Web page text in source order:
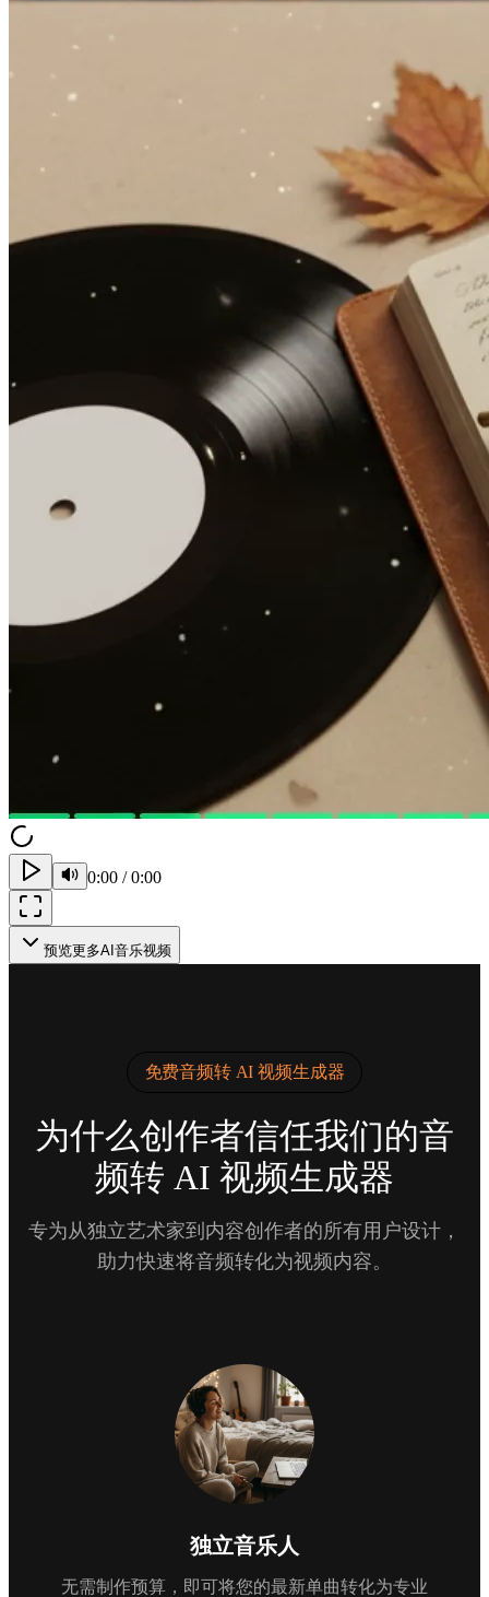
0:00 /0:00
预览更多AI音乐视频
免费音频转 AI 视频生成器
为什么创作者信任我们的音
频转 AI 视频生成器
专为从独立艺术家到内容创作者的所有用户设计，
助力快速将音频转化为视频内容。
独立音乐人
无需制作预算，即可将您的最新单曲转化为专业